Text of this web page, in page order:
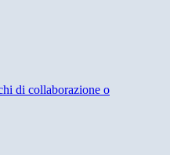
di collaborazione o